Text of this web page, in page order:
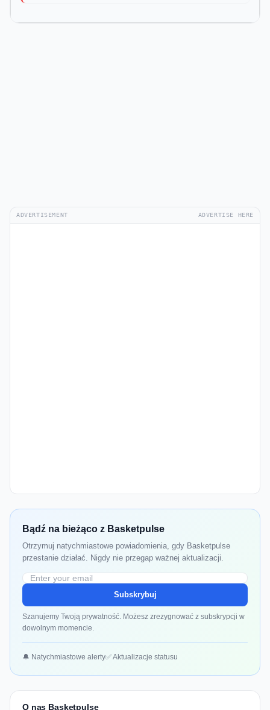
ADVERTISEMENT ADVERTISE HERE
Bądź na bieżąco z Basketpulse
Otrzymuj natychmiastowe powiadomienia, gdy Basketpulse
przestanie działać. Nigdy nie przegap ważnej aktualizacji.
Subskrybuj
Szanujemy Twoją prywatność. Możesz zrezygnować z subskrypcji w
dowolnym momencie.
🔔 Natychmiastowe alerty✅ Aktualizacje statusu
O nas Basketpulse